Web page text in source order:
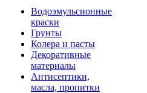
Водоэмульсионные
краски
Грунты
Колера и пасты
Декоративные
материалы
Антисептики,
масла, пропитки